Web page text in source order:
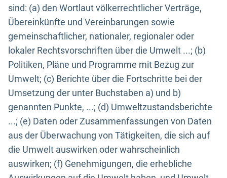
sind: (a) den Wortlaut völkerrechtlicher Verträge,
Übereinkünfte und Vereinbarungen sowie
gemeinschaftlicher, nationaler, regionaler oder
lokaler Rechtsvorschriften über die Umwelt ...; (b)
Politiken, Pläne und Programme mit Bezug zur
Umwelt; (c) Berichte über die Fortschritte bei der
Umsetzung der unter Buchstaben a) und b)
genannten Punkte, ...; (d) Umweltzustandsberichte
...; (e) Daten oder Zusammenfassungen von Daten
aus der Überwachung von Tätigkeiten, die sich auf
die Umwelt auswirken oder wahrscheinlich
auswirken; (f) Genehmigungen, die erhebliche